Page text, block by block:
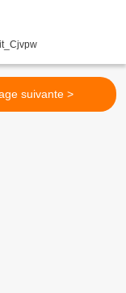
suivante >